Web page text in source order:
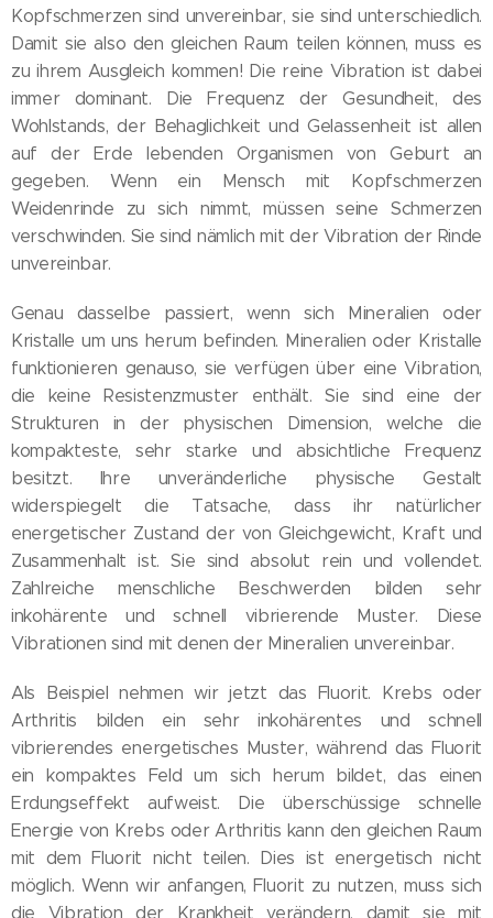
Kopfschmerzen sind unvereinbar, sie sind unterschiedlich.
Damit sie also den gleichen Raum teilen können, muss es
zu ihrem Ausgleich kommen! Die reine Vibration ist dabei
immer dominant. Die Frequenz der Gesundheit, des
Wohlstands, der Behaglichkeit und Gelassenheit ist allen
auf der Erde lebenden Organismen von Geburt an
gegeben. Wenn ein Mensch mit Kopfschmerzen
Weidenrinde zu sich nimmt, müssen seine Schmerzen
verschwinden. Sie sind nämlich mit der Vibration der Rinde
unvereinbar.
Genau dasselbe passiert, wenn sich Mineralien oder
Kristalle um uns herum befinden. Mineralien oder Kristalle
funktionieren genauso, sie verfügen über eine Vibration,
die keine Resistenzmuster enthält. Sie sind eine der
Strukturen in der physischen Dimension, welche die
kompakteste, sehr starke und absichtliche Frequenz
besitzt. Ihre unveränderliche physische Gestalt
widerspiegelt die Tatsache, dass ihr natürlicher
energetischer Zustand der von Gleichgewicht, Kraft und
Zusammenhalt ist. Sie sind absolut rein und vollendet.
Zahlreiche menschliche Beschwerden bilden sehr
inkohärente und schnell vibrierende Muster. Diese
Vibrationen sind mit denen der Mineralien unvereinbar.
Als Beispiel nehmen wir jetzt das Fluorit. Krebs oder
Arthritis bilden ein sehr inkohärentes und schnell
vibrierendes energetisches Muster, während das Fluorit
ein kompaktes Feld um sich herum bildet, das einen
Erdungseffekt aufweist. Die überschüssige schnelle
Energie von Krebs oder Arthritis kann den gleichen Raum
mit dem Fluorit nicht teilen. Dies ist energetisch nicht
möglich. Wenn wir anfangen, Fluorit zu nutzen, muss sich
die Vibration der Krankheit verändern, damit sie mit